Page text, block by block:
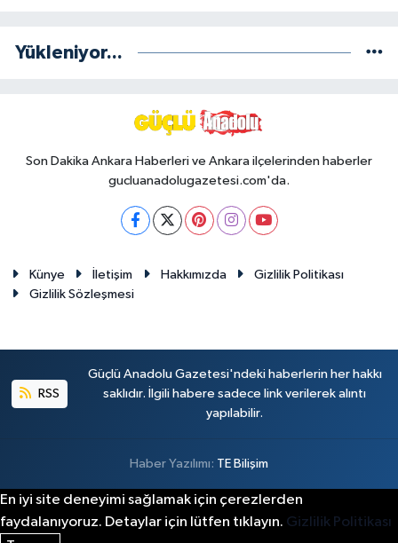
Yükleniyor...
Son Dakika Ankara Haberleri ve Ankara ilçelerinden haberler
gucluanadolugazetesi.com'da.
Künye İletişim Hakkımızda
Gizlilik Politikası
Gizlilik Sözleşmesi
RSS
Güçlü Anadolu Gazetesi'ndeki haberlerin her hakkı
saklıdır. İlgili habere sadece link verilerek alıntı
yapılabilir.
Haber Yazılımı: TE Bilişim
En iyi site deneyimi sağlamak için çerezlerden
faydalanıyoruz. Detaylar için lütfen tıklayın. Gizlilik Politikası